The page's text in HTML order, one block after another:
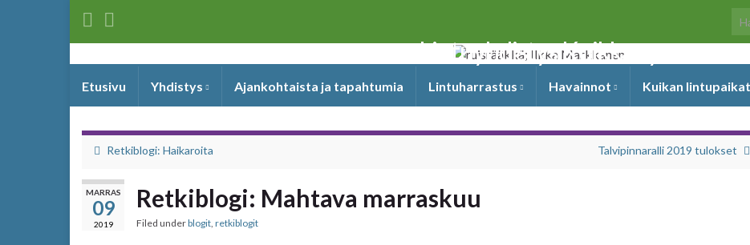
Lintuyhdistys Kuikka ry
Etusivu Yhdistys Ajankohtaista ja tapahtumia Lintuharrastus Havainnot Kuikan lintupaikat
Retkiblogi: Haikaroita Talvipinnaralli 2019 tulokset
MARRAS
09
2019
Retkiblogi: Mahtava marraskuu
Filed underblogit, retkiblogit